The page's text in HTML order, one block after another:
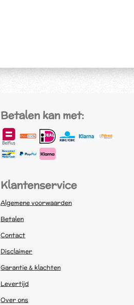
Betalen kan met:
Klantenservice
Algemene voorwaarden
Betalen
Contact
Disclaimer
Garantie & klachten
Levertijd
Over ons